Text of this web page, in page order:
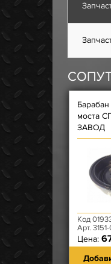
моста
ЗАВОД
Код
Арт.
Цена: